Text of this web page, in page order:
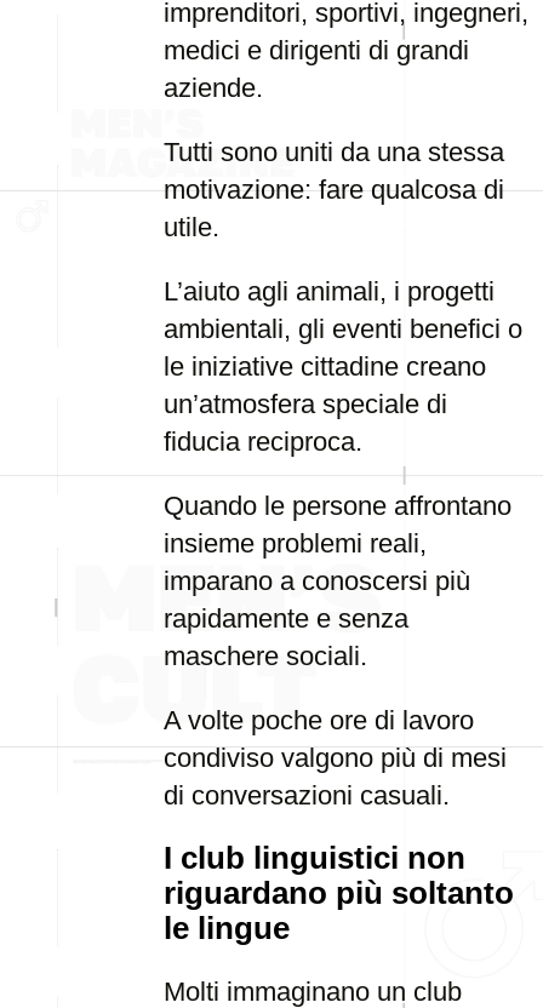
imprenditori, sportivi, ingegneri,
medici e dirigenti di grandi
aziende.
Tutti sono uniti da una stessa
motivazione: fare qualcosa di
utile.
L’aiuto agli animali, i progetti
ambientali, gli eventi benefici o
le iniziative cittadine creano
un’atmosfera speciale di
fiducia reciproca.
Quando le persone affrontano
insieme problemi reali,
imparano a conoscersi più
rapidamente e senza
maschere sociali.
A volte poche ore di lavoro
condiviso valgono più di mesi
di conversazioni casuali.
I club linguistici non
riguardano più soltanto
le lingue
Molti immaginano un club